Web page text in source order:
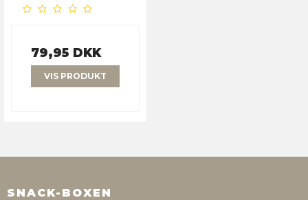
79,95 DKK
VIS PRODUKT
SNACK-BOXEN